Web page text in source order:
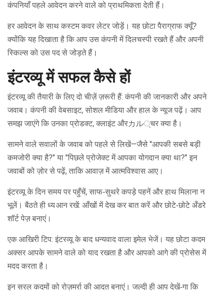
कंपनियाँ पहले आवेदन करने वाले को प्राथमिकता देती हैं।
हर आवेदन के साथ कस्टम कवर लेटर जोड़ें। यह छोटा पैराग्राफ क्यूँ?
क्योंकि यह दिखाता है कि आप उस कंपनी में दिलचस्पी रखते हैं और अपनी
स्किल्स को उस पद से जोड़ते हैं।
इंटरव्यू में सफल कैसे हों
इंटरव्यू की तैयारी के लिए दो चीज़ें ज़रूरी हैं: कंपनी की जानकारी और अपने
जवाब। कंपनी की वेबसाइट, सोशल मीडिया और हाल के न्यूज पढ़ें। आप
समझ जाएंगे कि उनका प्रोडक्ट, क्लाइंट औरカル्चर क्या है।
सामने वाले सवालों के जवाब को पहले से लिखें—जैसे "आपकी सबसे बड़ी
कमजोरी क्या है?" या "पिछले प्रोजेक्ट में आपका योगदान क्या था?" इन
जवाबों को ज़ोर से पढ़ें, ताकि आवाज़ में आत्मविश्वास आए।
इंटरव्यू के दिन समय पर पहुँचें, साफ‑सुथरे कपड़े पहनें और हाथ मिलाना न
भूलें। बैठते ही ध्य आन रखें: आँखों में देख कर बात करें और छोटे‑छोटे अँडरे
शॉर्ट पेज़ बनाएं।
एक आखिरी टिप: इंटरव्यू के बाद धन्यवाद वाला इमेल भेजें। यह छोटा कदम
अक्सर आपके सामने वाले को याद रखता है और आपको आगे की प्रोसेस में
मदद करता है।
इन सरल कदमों को रोज़मर्रा की आदत बनाएं। जल्दी ही आप देखें‑गा कि